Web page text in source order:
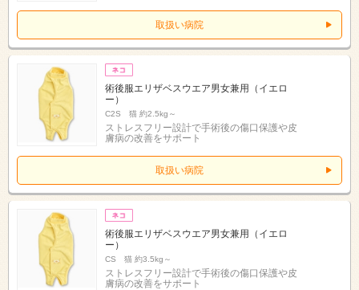
取扱い病院
術後服エリザベスウエア男女兼用（イエロ
ー）
C2S 猫 約2.5kg～
ストレスフリー設計で手術後の傷口保護や皮
膚病の改善をサポート
取扱い病院
術後服エリザベスウエア男女兼用（イエロ
ー）
CS 猫 約3.5kg～
ストレスフリー設計で手術後の傷口保護や皮
膚病の改善をサポート